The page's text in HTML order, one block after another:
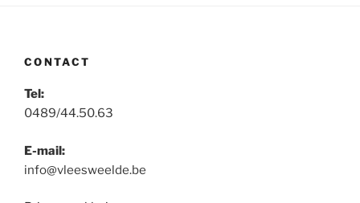
CONTACT
Tel:
0489/44.50.63
E-mail:
info@vleesweelde.be